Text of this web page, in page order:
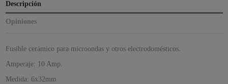
Descripción
Opiniones
Fusible cerámico para microondas y otros electrodomésticos.
Amperaje: 10 Amp.
Medida: 6x32mm